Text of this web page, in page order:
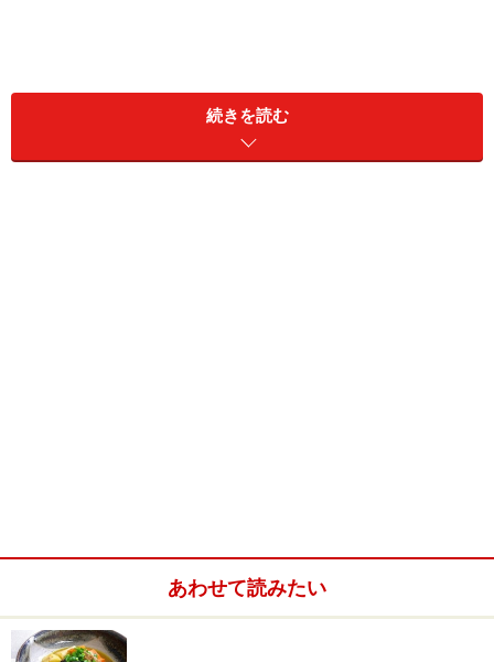
トマトご飯(2人分)
野菜だしで炊く トマトご飯
続きを読む
あわせて読みたい